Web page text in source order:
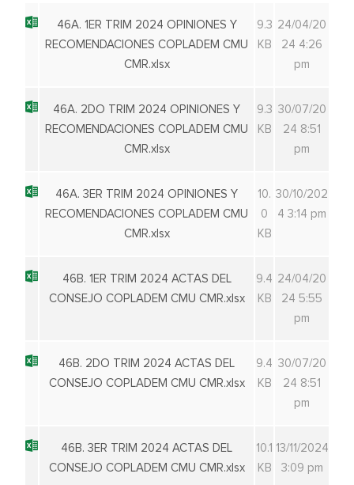
46A. 1ER TRIM 2024 OPINIONES Y
RECOMENDACIONES COPLADEM CMU
CMR.xlsx
9.3
KB
24/04/20
24 4:26
pm
46A. 2DO TRIM 2024 OPINIONES Y
RECOMENDACIONES COPLADEM CMU
CMR.xlsx
9.3
KB
30/07/20
24 8:51
pm
46A. 3ER TRIM 2024 OPINIONES Y
RECOMENDACIONES COPLADEM CMU
CMR.xlsx
10.
0
KB
30/10/202
4 3:14 pm
46B. 1ER TRIM 2024 ACTAS DEL
CONSEJO COPLADEM CMU CMR.xlsx
9.4
KB
24/04/20
24 5:55
pm
46B. 2DO TRIM 2024 ACTAS DEL
CONSEJO COPLADEM CMU CMR.xlsx
9.4
KB
30/07/20
24 8:51
pm
46B. 3ER TRIM 2024 ACTAS DEL
CONSEJO COPLADEM CMU CMR.xlsx
10.1
KB
13/11/2024
3:09 pm